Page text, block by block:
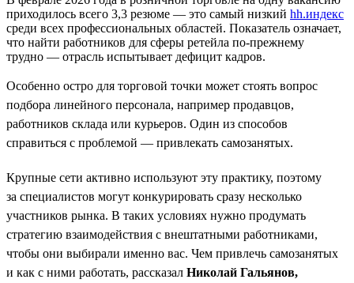
приходилось всего 3,3 резюме — это самый низкий hh.индекс
среди всех профессиональных областей. Показатель означает,
что найти работников для сферы ретейла по-прежнему
трудно — отрасль испытывает дефицит кадров.
Особенно остро для торговой точки может стоять вопрос
подбора линейного персонала, например продавцов,
работников склада или курьеров. Один из способов
справиться с проблемой — привлекать самозанятых.
Крупные сети активно используют эту практику, поэтому
за специалистов могут конкурировать сразу несколько
участников рынка. В таких условиях нужно продумать
стратегию взаимодействия с внештатными работниками,
чтобы они выбирали именно вас. Чем привлечь самозанятых
и как с ними работать, рассказал Николай Гальянов,